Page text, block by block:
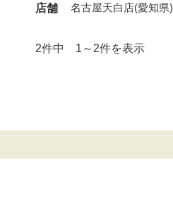
店舗 名古屋天白店(愛知県)
2件中 1～2件を表示